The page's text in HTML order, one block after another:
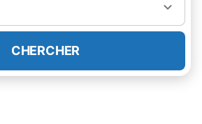
CHERCHER